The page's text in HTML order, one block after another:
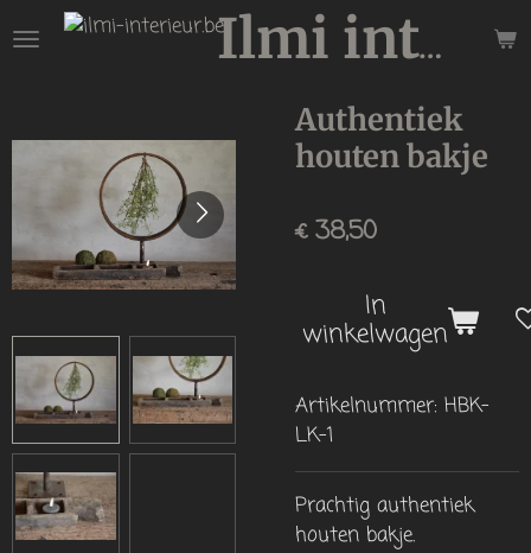
Ga
direct
hoofdinhoud
Ilmi interieur
Authentiek
houten bakje
€ 38,50
In
winkelwagen
Artikelnummer: HBK-
LK-1
Prachtig authentiek
houten bakje.